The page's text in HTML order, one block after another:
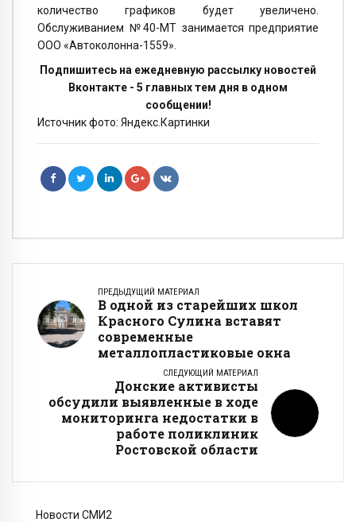
количество графиков будет увеличено.
Обслуживанием №40-МТ занимается предприятие
ООО «Автоколонна-1559».
Подпишитесь на ежедневную рассылку новостей
Вконтакте - 5 главных тем дня в одном
сообщении!
Источник фото: Яндекс.Картинки
ПРЕДЫДУЩИЙ МАТЕРИАЛ
В одной из старейших школ
Красного Сулина вставят
современные
металлопластиковые окна
СЛЕДУЮЩИЙ МАТЕРИАЛ
Донские активисты
обсудили выявленные в ходе
мониторинга недостатки в
работе поликлиник
Ростовской области
Новости СМИ2